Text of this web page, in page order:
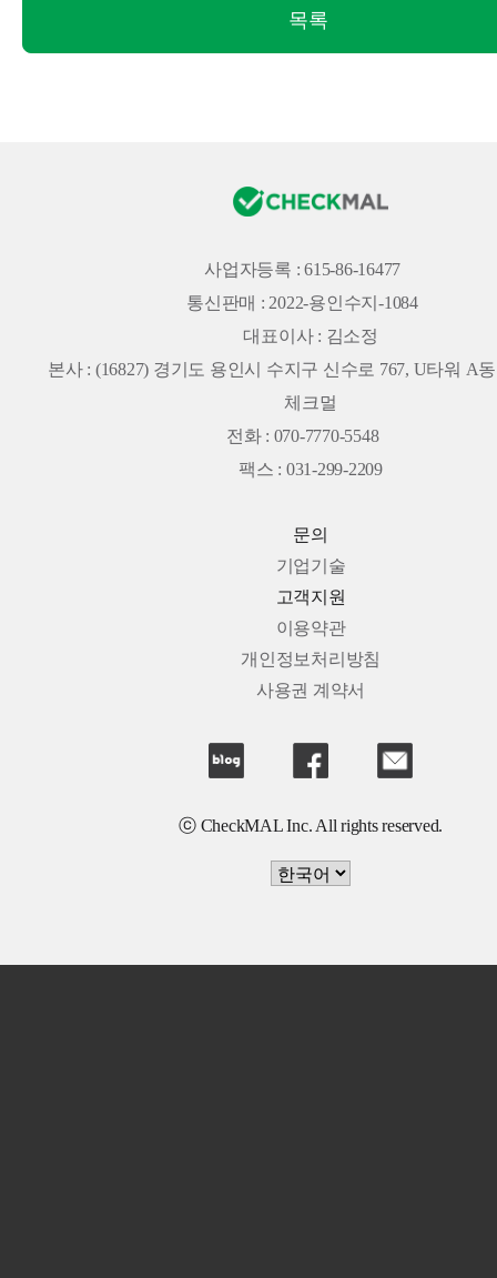
목록
사업자등록 : 615-86-16477
통신판매 : 2022-용인수지-1084
대표이사 : 김소정
본사 : (16827) 경기도 용인시 수지구 신수로 767, U타워 A
체크멀
전화 : 070-7770-5548
팩스 : 031-299-2209
문의
기업기술
고객지원
이용약관
개인정보처리방침
사용권 계약서
ⓒ CheckMAL Inc. All rights reserved.